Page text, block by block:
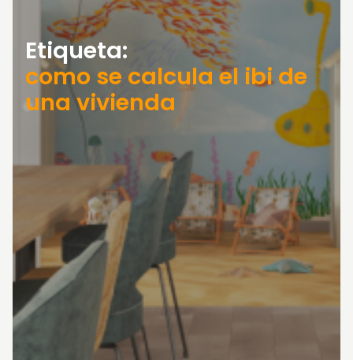
Etiqueta:
como se calcula el ibi de
una vivienda